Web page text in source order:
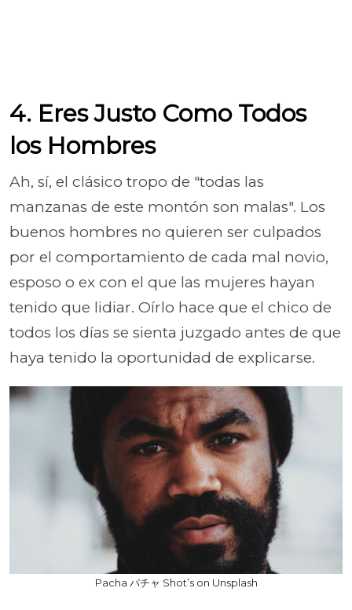
4. Eres Justo Como Todos
los Hombres
Ah, sí, el clásico tropo de "todas las
manzanas de este montón son malas". Los
buenos hombres no quieren ser culpados
por el comportamiento de cada mal novio,
esposo o ex con el que las mujeres hayan
tenido que lidiar. Oírlo hace que el chico de
todos los días se sienta juzgado antes de que
haya tenido la oportunidad de explicarse.
Pacha パチャ Shot’s on Unsplash